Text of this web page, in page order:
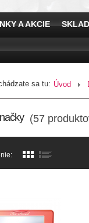
A AKCIE
sa tu: Úvod
(57